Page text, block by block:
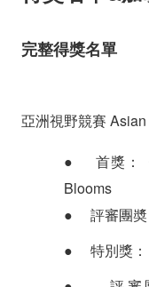
完整得獎名單
亞洲視野競賽
●
首獎：
Blooms
●
評審團
●
特別獎